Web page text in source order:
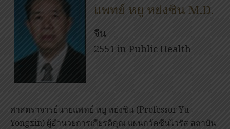
แพทย์ หยู หย่งซิน M.D.
จีน
2551 in Public Health
ศาสตราจารย์นายแพทย์ หยู หย่งซิน (Professor Yu
Yongxin) ผู้อำนวยการเกียรติคุณ แผนกวัคซีนไวรัส สถาบัน